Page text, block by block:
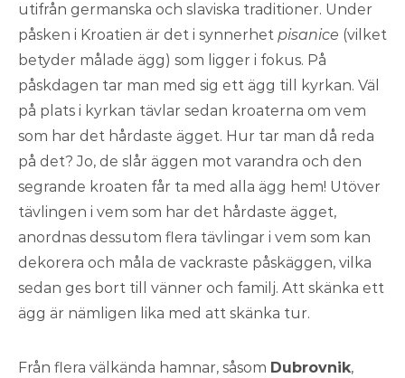
utifrån germanska och slaviska traditioner. Under
påsken i Kroatien är det i synnerhet pisanice (vilket
betyder målade ägg) som ligger i fokus. På
påskdagen tar man med sig ett ägg till kyrkan. Väl
på plats i kyrkan tävlar sedan kroaterna om vem
som har det hårdaste ägget. Hur tar man då reda
på det? Jo, de slår äggen mot varandra och den
segrande kroaten får ta med alla ägg hem! Utöver
tävlingen i vem som har det hårdaste ägget,
anordnas dessutom flera tävlingar i vem som kan
dekorera och måla de vackraste påskäggen, vilka
sedan ges bort till vänner och familj. Att skänka ett
ägg är nämligen lika med att skänka tur.
Från flera välkända hamnar, såsom Dubrovnik,